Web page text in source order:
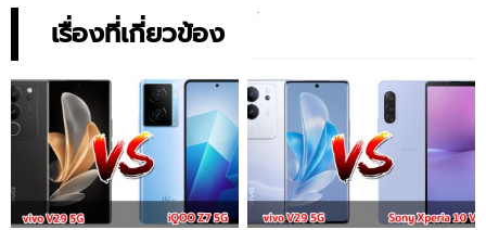
เรื่องที่เกี่ยวข้อง